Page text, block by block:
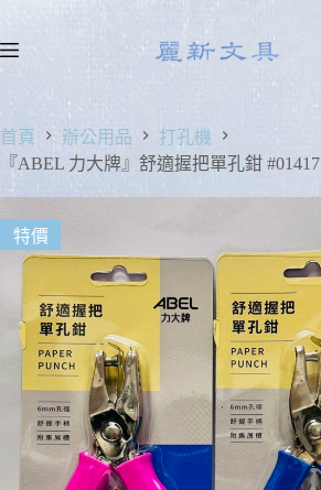
首頁 辦公用品
打孔機
『ABEL 力大牌』舒適握把單孔鉗 #01417
特價